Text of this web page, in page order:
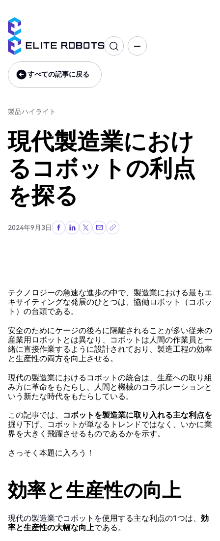
すべての記事に戻る
すべての記事に戻る
製品ハイライト
現代製造業におけ
るコボットの利点
を探る
2024年9月3日
テクノロジーの急速な進歩の中で、製造業における最もエ
キサイティングな発展のひとつは、協働ロボット（コボッ
ト）の台頭である。
安全のためにケージの後ろに隔離されることが多い従来の
産業用ロボットとは異なり、コボットは人間の作業員と一
緒に直接作業するように設計されており、製造工程の効率
と生産性の両方を向上させる。
現代の製造業におけるコボットの統合は、生産への取り組
み方に革命をもたらし、人間と機械のコラボレーションと
いう新たな時代をもたらしている。
この記事では、
コボットを製造業に取り入れる主な利点を
掘り下げ、コボットが単なるトレンドではなく、いかに業
界を大きく飛躍させるものであるかを示す。
さっそく本題に入ろう！
効率と生産性の向上
現代の製造業でコボットを使用する主な利点の1つは、 効
率と生産性の大幅な向上である。